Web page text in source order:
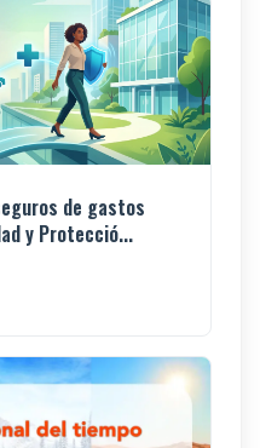
de gastos
y Protecció...